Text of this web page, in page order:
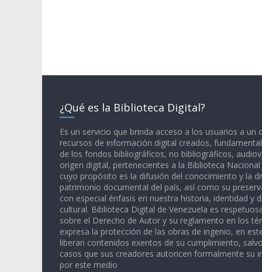
¿Qué es la Biblioteca Digital?
Es un servicio que brinda acceso a los usuarios a un
recursos de información digital creados,
de los fondos bibliográficos, no bibliográficos,
origen digital, pertenecientes a la Biblioteca Nacional
cuyo propósito es la difusión del conocimiento y la
patrimonio documental del país, así como su
con especial énfasis en nuestra historia, identidad y
cultural. Biblioteca Digital de Venezuela es
sobre el Derecho de Autor y su reglamento en los
expresa la protección de las obras de ingenio, en
liberan contenidos exentos de su cumplimiento,
casos que sus creadores autoricen formalmente su
por este medio